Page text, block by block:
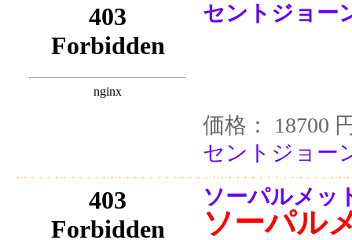
セントジョー
価格： 18700
セントジョー
ソーパルメッ
ソーパル